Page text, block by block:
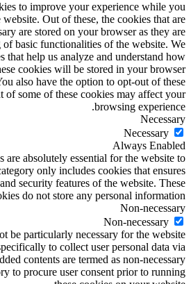
to improve your experience while you
Out of these, the cookies that are
are stored on your browser as they are
basic functionalities of the website. We
that help us analyze and understand how
cookies will be stored in your browser
also have the option to opt-out of these
of some of these cookies may affect your
browsing experience.
Necessary
Necessary
Always Enabled
are absolutely essential for the website to
only includes cookies that ensures
security features of the website. These
do not store any personal information.
Non-necessary
Non-necessary
be particularly necessary for the website
to collect user personal data via
contents are termed as non-necessary
to procure user consent prior to running